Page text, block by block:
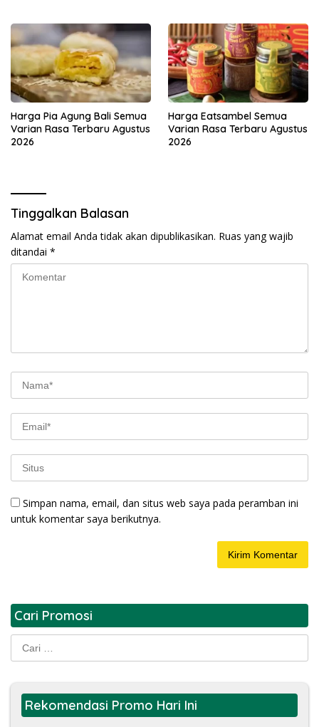
Harga Pia Agung Bali Semua
Varian Rasa Terbaru Agustus
2026
Harga Eatsambel Semua
Varian Rasa Terbaru Agustus
2026
Tinggalkan Balasan
Alamat email Anda tidak akan dipublikasikan. Ruas yang wajib
ditandai *
Simpan nama, email, dan situs web saya pada peramban ini
untuk komentar saya berikutnya.
Cari Promosi
Rekomendasi Promo Hari Ini